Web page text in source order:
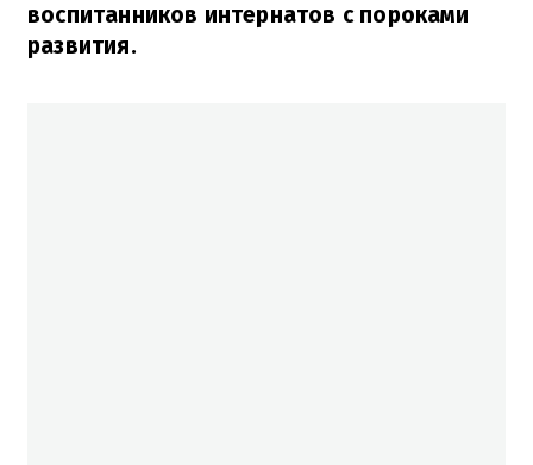
воспитанников интернатов с пороками
развития.